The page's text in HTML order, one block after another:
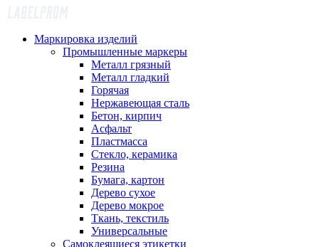
Маркировка изделий
Промышленные маркеры
Металл грязный
Металл гладкий
Горячая
Нержавеющая сталь
Бетон, кирпич
Асфальт
Пластмасса
Стекло, керамика
Резина
Бумага, картон
Дерево сухое
Дерево мокрое
Ткань, текстиль
Универсальные
Самоклеящиеся этикетки